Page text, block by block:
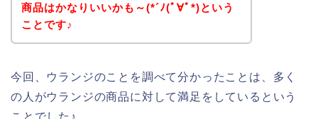
商品はかなりいいかも～(*´ﾉ(ﾟ∀ﾟ*)という
ことです♪
今回、ウランジのことを調べて分かったことは、多く
の人がウランジの商品に対して満足をしているという
ことでした♪